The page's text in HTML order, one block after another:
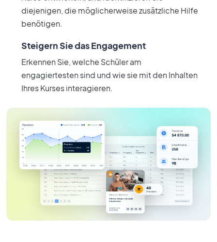
diejenigen, die möglicherweise zusätzliche Hilfe
benötigen.
Steigern Sie das Engagement
Erkennen Sie, welche Schüler am
engagiertesten sind und wie sie mit den Inhalten
Ihres Kurses interagieren.